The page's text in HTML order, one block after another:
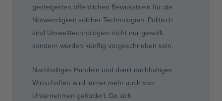
gesteigerten öffentlichen Bewusstsein für die
Notwendigkeit solcher Technologien. Politisch
sind Umwelttechnologien nicht nur gewollt,
sondern werden künftig vorgeschrieben sein.
Nachhaltiges Handeln und damit nachhaltiges
Wirtschaften wird immer mehr auch von
Unternehmen gefordert. Da sich